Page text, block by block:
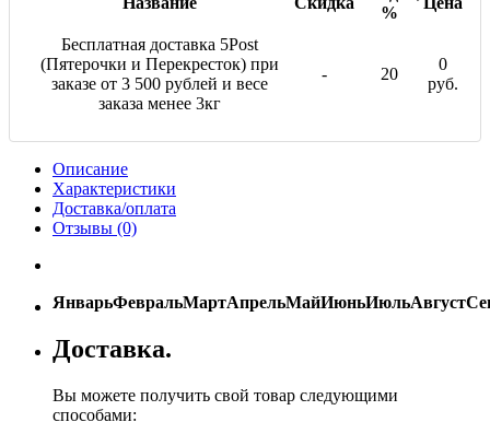
%
Бесплатная доставка 5Post
(Пятерочки и Перекресток) при
заказе от 3 500 рублей и весе
заказа менее 3кг
- 20
0
руб.
Описание
Характеристики
Доставка/оплата
Отзывы (0)
ЯнварьФевральМартАпрельМайИюньИюльАвгуст
Доставка.
Вы можете получить свой товар следующими
способами: